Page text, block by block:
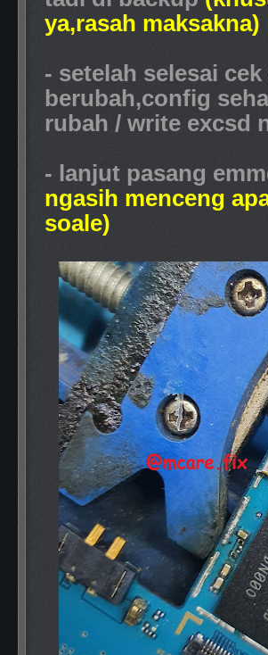
ya,rasah maksakna)
- setelah selesai
berubah,config
rubah / write excsd
- lanjut pasang
ngasih menceng
soale)